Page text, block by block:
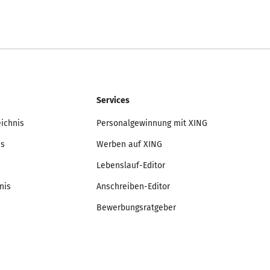
Services
Personalgewinnung mit XING
Werben auf XING
Lebenslauf-Editor
Anschreiben-Editor
Bewerbungsratgeber